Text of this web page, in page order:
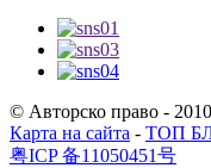
© Авторско право -
Карта на сайта - ТОП
粤ICP 备11050451号